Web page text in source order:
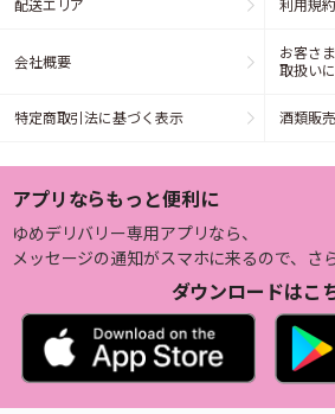
配送エリア 利用規約
会社概要
お客さ
取扱い
特定商取引法に基づく表示 酒類販
アプリならもっと便利に
ゆめデリバリー専用アプリなら、
メッセージの通知がスマホに来るので、さ
ダウンロードはこ